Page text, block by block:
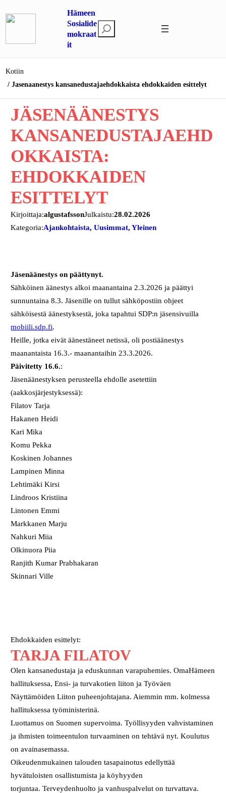
sisältöön
Hämeen
Sosialide
mokraat
it
t
Kotiin
Jasenaanestys kansanedustajaehdokkaista ehdokkaiden esittelyt
JÄSENÄÄNESTYS
KANSANEDUSTAJAEHD
OKKAISTA:
EHDOKKAIDEN
ESITTELYT
Kirjoittaja:algustafssonJulkaistu:28.02.2026
Kategoria:Ajankohtaista, Uusimmat, Yleinen
Jäsenäänestys on päättynyt.
Sähköinen äänestys alkoi maanantaina 2.3.2026 ja päättyi
sunnuntaina 8.3. Jäsenille on tullut sähköpostiin ohjeet
sähköisestä äänestyksestä, joka tapahtui SDP:n jäsensivuilla
mobiili.sdp.fi.
Heille, jotka eivät äänestäneet netissä, oli postiäänestys
maanantaista 16.3.- maanantaihin 23.3.2026.
Päivitetty 16.6.:
Jäsenäänestyksen perusteella ehdolle asetettiin
(aakkosjärjestyksessä):
Filatov Tarja
Hakanen Heidi
Kari Mika
Komu Pekka
Koskinen Johannes
Lampinen Minna
Lehtimäki Kirsi
Lindroos Kristiina
Lintonen Emmi
Markkanen Marju
Nahkuri Miia
Olkinuora Piia
Ranjith Kumar Prabhakaran
Skinnari Ville
Ehdokkaiden esittelyt:
TARJA FILATOV
Olen kansanedustaja ja eduskunnan varapuhemies. OmaHämeen
hallituksessa, Ensi- ja turvakotien liiton ja Työväen
Näyttämöiden Liiton puheenjohtajana. Aiemmin mm. kolmessa
hallituksessa työministerinä.
Luottamus on Suomen supervoima. Työllisyyden vahvistaminen
ja ihmisten toimeentulon turvaaminen on tehtävä nyt. Koulutus
on avainasemassa.
Oikeudenmukainen talouden tasapainotus edellyttää
hyvätuloisten osallistumista ja köyhyyden
torjuntaa. Terveydenhuolto ja vanhuspalvelut on turvattava.